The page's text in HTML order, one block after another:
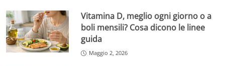
Vitamina D, meglio ogni giorno o a
boli mensili? Cosa dicono le linee
guida
Maggio 2, 2026